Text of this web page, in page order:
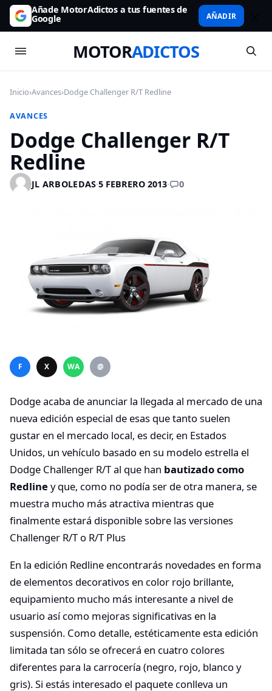
Añade MotorAdictos a tus fuentes de
Google AÑADIR
MOTORADICTOS
Inicio›Avances›Dodge Challenger R/T Redline
AVANCES
Dodge Challenger R/T
Redline
JL ARBOLEDAS·5 FEBRERO 2013· 0
F X WA @
Dodge acaba de anunciar la llegada al mercado de una
nueva edición especial de esas que tanto suelen
gustar en el mercado local, es decir, en Estados
Unidos, un vehículo basado en su modelo estrella el
Dodge Challenger R/T al que han bautizado como
Redliney que, como no podía ser de otra manera, se
muestra mucho más atractiva mientras que
finalmente estará disponible sobre las versiones
Challenger R/T o R/T Plus
En la edición Redline encontrarás novedades en forma
de elementos decorativos en color rojo brillante,
equipamiento mucho más interesante a nivel de
usuario así como mejoras significativas en la
suspensión. Como detalle, estéticamente esta edición
limitada tan sólo se ofrecerá en cuatro colores
diferentes para la carrocería (negro, rojo, blanco y
gris). Si estás interesado el paquete conlleva un